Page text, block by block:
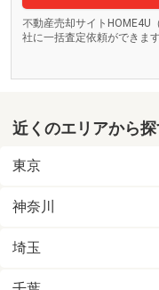
不動産売却サイトHOME4U
社に一括査定依頼ができます
近くのエリアから
東京
神奈川
埼玉